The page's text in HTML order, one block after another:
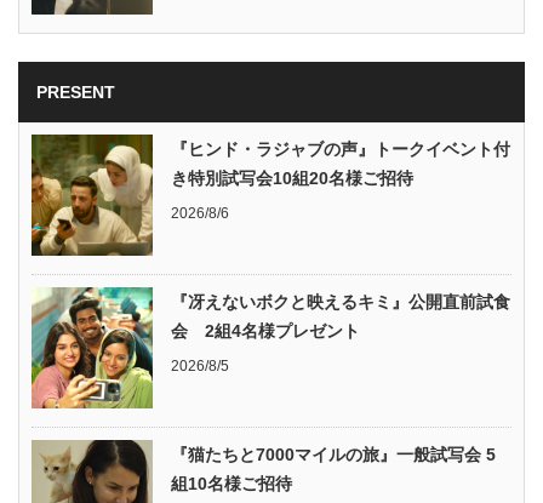
PRESENT
『ヒンド・ラジャブの声』トークイベント付
き特別試写会10組20名様ご招待
2026/8/6
『冴えないボクと映えるキミ』公開直前試食
会 2組4名様プレゼント
2026/8/5
『猫たちと7000マイルの旅』一般試写会 5
組10名様ご招待